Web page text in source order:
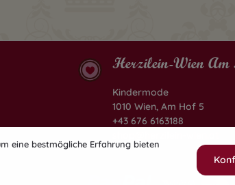
Herzilein-Wien
Kindermode
1010 Wien, Am Hof 5
+43 676 6163188
eine bestmögliche Erfahrung bieten